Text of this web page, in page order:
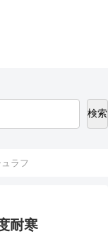
検索
ラフ
耐寒